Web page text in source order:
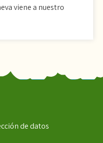
viene a nuestro
de datos